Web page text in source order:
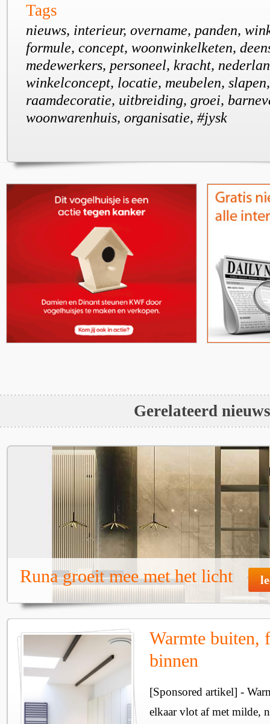
Tags
nieuws, interieur, overname, panden,
formule, concept, woonwinkelketen,
medewerkers, personeel, kracht,
winkelconcept, locatie, meubelen,
raamdecoratie, uitbreiding, groei,
woonwarenhuis, organisatie, #jysk
Gerelateerd nieuws
Runa groeit mee met het licht
Warmte buiten,
binnen
[Sponsored artikel] -
elkaar vlot af met milde,